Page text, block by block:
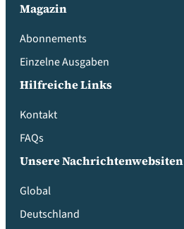
Magazin
Abonnements
Einzelne Ausgaben
Hilfreiche Links
Kontakt
FAQs
Unsere Nachrichtenwebsiten
Global
Deutschland